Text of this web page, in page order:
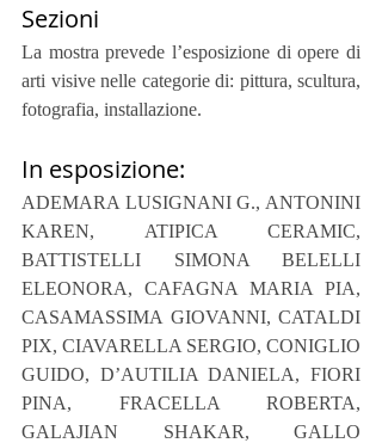
Sezioni
La mostra prevede l’esposizione di opere di
arti visive nelle categorie di: pittura, scultura,
fotografia, installazione.
In esposizione:
ADEMARA LUSIGNANI G., ANTONINI
KAREN, ATIPICA CERAMIC,
BATTISTELLI SIMONA BELELLI
ELEONORA, CAFAGNA MARIA PIA,
CASAMASSIMA GIOVANNI, CATALDI
PIX, CIAVARELLA SERGIO, CONIGLIO
GUIDO, D’AUTILIA DANIELA, FIORI
PINA, FRACELLA ROBERTA,
GALAJIAN SHAKAR, GALLO